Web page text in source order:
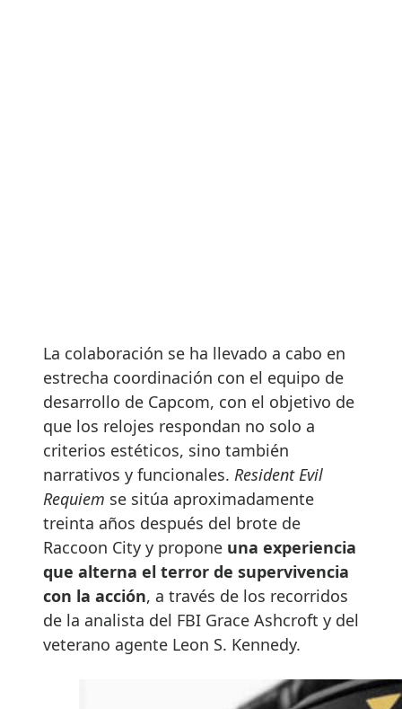
La colaboración se ha llevado a cabo en
estrecha coordinación con el equipo de
desarrollo de Capcom, con el objetivo de
que los relojes respondan no solo a
criterios estéticos, sino también
narrativos y funcionales. Resident Evil
Requiem se sitúa aproximadamente
treinta años después del brote de
Raccoon City y propone una experiencia
que alterna el terror de supervivencia
con la acción, a través de los recorridos
de la analista del FBI Grace Ashcroft y del
veterano agente Leon S. Kennedy.